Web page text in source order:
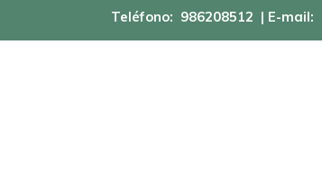
Teléfono: 986208512 | E-mail: